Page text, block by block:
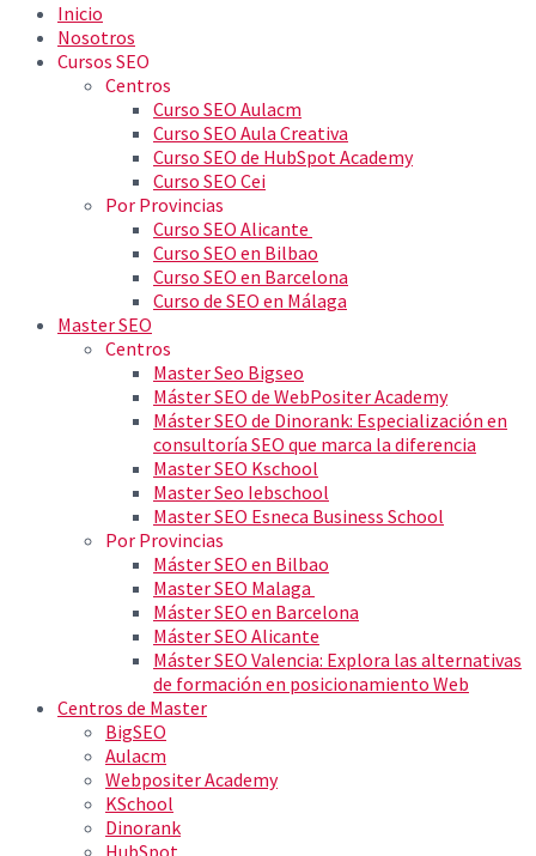
Inicio
Nosotros
Cursos SEO
Centros
Curso SEO Aulacm
Curso SEO Aula Creativa
Curso SEO de HubSpot Academy
Curso SEO Cei
Por Provincias
Curso SEO Alicante
Curso SEO en Bilbao
Curso SEO en Barcelona
Curso de SEO en Málaga
Master SEO
Centros
Master Seo Bigseo
Máster SEO de WebPositer Academy
Máster SEO de Dinorank: Especialización en
consultoría SEO que marca la diferencia
Master SEO Kschool
Master Seo Iebschool
Master SEO Esneca Business School
Por Provincias
Máster SEO en Bilbao
Master SEO Malaga
Máster SEO en Barcelona
Máster SEO Alicante
Máster SEO Valencia: Explora las alternativas
de formación en posicionamiento Web
Centros de Master
BigSEO
Aulacm
Webpositer Academy
KSchool
Dinorank
HubSpot